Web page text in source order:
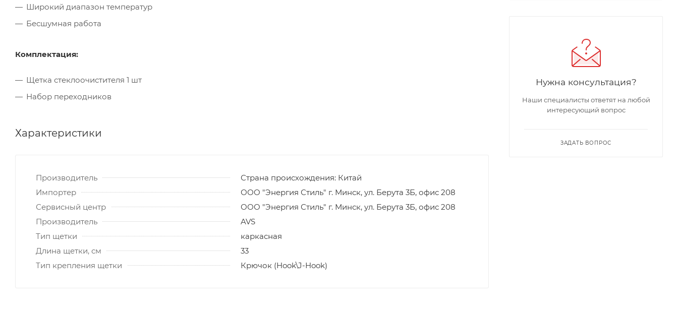
Широкий диапазон температур
Бесшумная работа
Комплектация:
Щетка стеклоочистителя 1 шт
Набор переходников
Характеристики
Производитель
Страна происхождения: Китай
Импортер
ООО "Энергия Стиль" г. Минск, ул. Берута 3Б, офис 208
Сервисный центр
ООО "Энергия Стиль" г. Минск, ул. Берута 3Б, офис 208
Производитель
AVS
Тип щетки
каркасная
Длина щетки, см
33
Тип крепления щетки
Крючок (Hook\J-Hook)
Нужна консультация?
Наши специалисты ответят на любой
интересующий вопрос
ЗАДАТЬ ВОПРОС